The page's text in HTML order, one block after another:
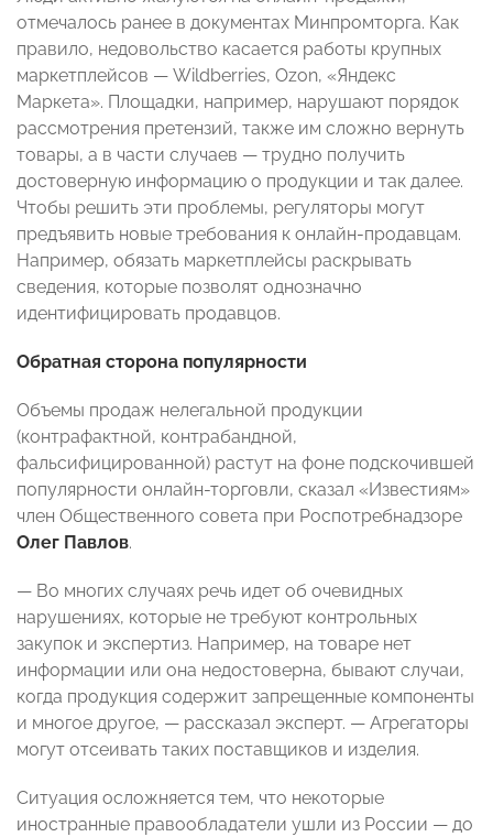
отмечалось ранее в документах Минпромторга. Как
правило, недовольство касается работы крупных
маркетплейсов — Wildberries, Ozon, «Яндекс
Маркета». Площадки, например, нарушают порядок
рассмотрения претензий, также им сложно вернуть
товары, а в части случаев — трудно получить
достоверную информацию о продукции и так далее.
Чтобы решить эти проблемы, регуляторы могут
предъявить новые требования к онлайн-продавцам.
Например, обязать маркетплейсы раскрывать
сведения, которые позволят однозначно
идентифицировать продавцов.
Обратная сторона популярности
Объемы продаж нелегальной продукции
(контрафактной, контрабандной,
фальсифицированной) растут на фоне подскочившей
популярности онлайн-торговли, сказал «Известиям»
член Общественного совета при Роспотребнадзоре
Олег Павлов.
— Во многих случаях речь идет об очевидных
нарушениях, которые не требуют контрольных
закупок и экспертиз. Например, на товаре нет
информации или она недостоверна, бывают случаи,
когда продукция содержит запрещенные компоненты
и многое другое, — рассказал эксперт. — Агрегаторы
могут отсеивать таких поставщиков и изделия.
Ситуация осложняется тем, что некоторые
иностранные правообладатели ушли из России — до